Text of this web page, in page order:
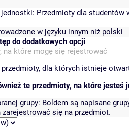
Przedmioty dla studentów
w języku innym niż polski
do dodatkowych opcji
na które mogę się rejestrować
dla których istnieje
te przedmioty, na które jesteś
grupy: Boldem są napisane
się na przedmiot.